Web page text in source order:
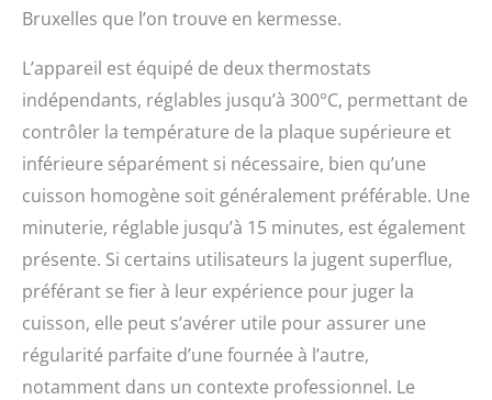
Bruxelles que l’on trouve en kermesse.
L’appareil est équipé de deux thermostats
indépendants, réglables jusqu’à 300°C, permettant de
contrôler la température de la plaque supérieure et
inférieure séparément si nécessaire, bien qu’une
cuisson homogène soit généralement préférable. Une
minuterie, réglable jusqu’à 15 minutes, est également
présente. Si certains utilisateurs la jugent superflue,
préférant se fier à leur expérience pour juger la
cuisson, elle peut s’avérer utile pour assurer une
régularité parfaite d’une fournée à l’autre,
notamment dans un contexte professionnel. Le